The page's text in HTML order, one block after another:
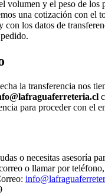
volumen y el peso de los
una cotización con el
con los datos de
la transferencia nos
para proceder con el
o necesitas asesoría
o llamar por